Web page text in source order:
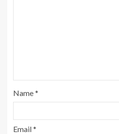
Name*
Email*